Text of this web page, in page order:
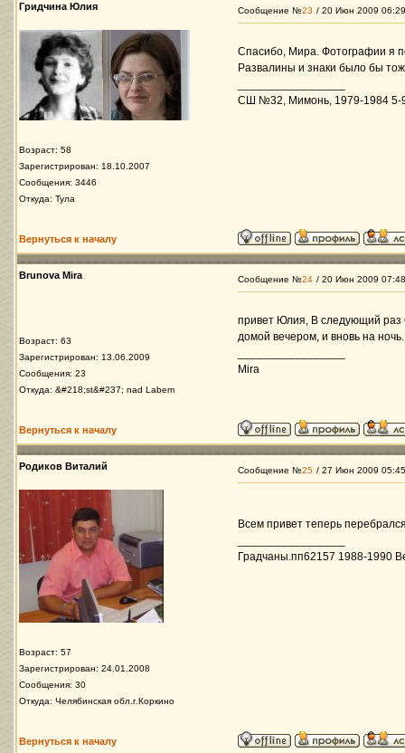
Гридчина Юлия
Возраст: 58
Зарегистрирован: 18.10.2007
Сообщения: 3446
Откуда: Тула
Сообщение №23 / 20 Июн 2009 06:29
Спасибо, Мира. Фотографии я
Развалины и знаки было бы
СШ №32, Мимонь, 1979-1984 5-9
Вернуться к началу
Brunova Mira
Возраст: 63
Зарегистрирован: 13.06.2009
Сообщения: 23
Откуда: &#218;st&#237; nad Labem
Сообщение №24 / 20 Июн 2009 07:48
привет Юлия, В следующий раз
домой вечером, и вновь на ночь.
Mira
Вернуться к началу
Родиков Виталий
Возраст: 57
Зарегистрирован: 24.01.2008
Сообщения: 30
Откуда: Челябинская обл.г.Коркино
Сообщение №25 / 27 Июн 2009 05:45
Всем привет теперь
Градчаны.пп62157 1988-1990
Вернуться к началу